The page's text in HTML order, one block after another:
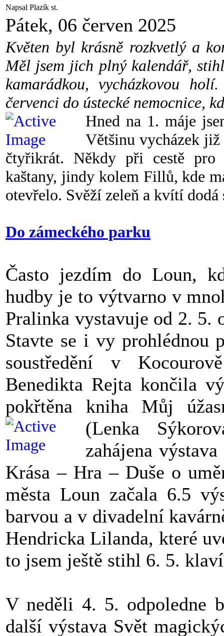
Napsal Plazík st.
Pátek, 06 červen 2025
Květen byl krásně rozkvetlý a
Měl jsem jich plný kalendář,
kamarádkou, vycházkovou
červenci do ústecké nemocnice,
Hned na 1. máje
Většinu vycházek
čtyřikrát. Někdy při cestě
kaštany, jindy kolem Fillů, kde
otevřelo. Svěží zeleň a kvítí dodá
Do zámeckého parku
Často jezdím do Loun,
hudby je to výtvarno v
Pralinka vystavuje od 2. 5.
Stavte se i vy prohlédnou
soustředění v
Benedikta Rejta končila
pokřtěna kniha Můj
(Lenka
zahájena
Krása – Hra – Duše o
města Loun začala 6.5
barvou a v divadelní
Hendricka Lilanda, které
to jsem ještě stihl 6. 5.
V neděli 4. 5. odpoledne
další výstava Svět